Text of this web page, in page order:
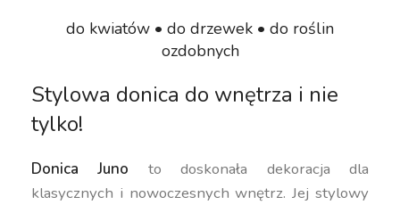
do kwiatów • do drzewek • do roślin
ozdobnych
Stylowa donica do wnętrza i nie
tylko!
Donica Juno to doskonała dekoracja dla
klasycznych i nowoczesnych wnętrz. Jej stylowy